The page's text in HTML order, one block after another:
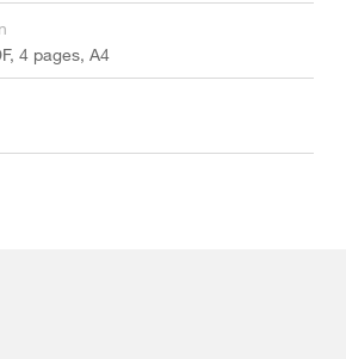
4 pages, A4